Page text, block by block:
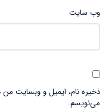
وب‌ سایت
ذخیره نام، ایمیل و وبسایت من
می‌نویسم.